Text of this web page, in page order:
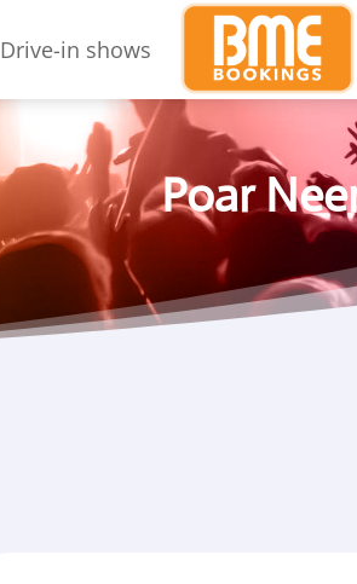
Drive-in shows
Poar